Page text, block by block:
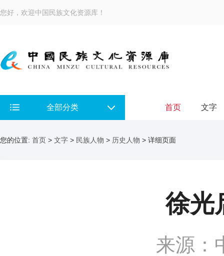
您好，欢迎中国民族文化资源库！
全部分类 首页 文字
您的位置: 首页 > 文字 > 民族人物 > 历史人物 > 详细页面
徐光
来源：